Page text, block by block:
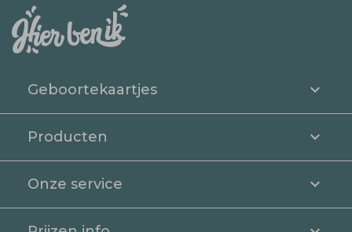
Geboortekaartjes
Producten
Onze service